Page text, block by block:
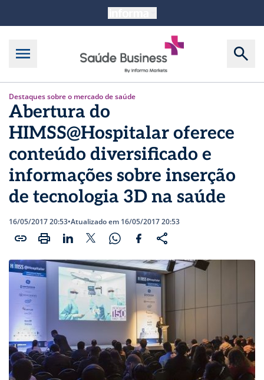
Destaques sobre o mercado de saúde
Abertura do
HIMSS@Hospitalar oferece
conteúdo diversificado e
informações sobre inserção
de tecnologia 3D na saúde
16/05/2017 20:53•Atualizado em 16/05/2017 20:53